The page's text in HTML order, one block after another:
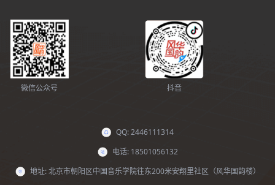
微信公众号 抖音
QQ: 2446111314
电话: 18501056132
地址: 北京市朝阳区中国音乐学院往东200米安翔里社区（风华国韵楼）